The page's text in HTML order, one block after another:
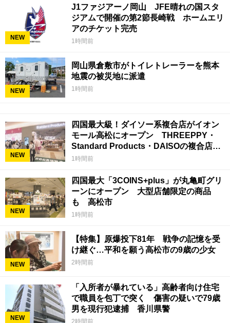
NEW
J1ファジアーノ岡山 JFE晴れの国スタ
ジアムで開催の第2節長崎戦 ホームエリ
アのチケット完売
1時間前
NEW
岡山県倉敷市がトイレトレーラーを熊本
地震の被災地に派遣
1時間前
NEW
四国最大級！ダイソー系複合店がイオン
モール高松にオープン THREEPPY・
Standard Products・DAISOの複合店は
香川県初
1時間前
NEW
四国最大「3COINS+plus」が丸亀町グリ
ーンにオープン 大型店舗限定の商品
も 高松市
1時間前
NEW
【特集】原爆投下81年 戦争の記憶を受
け継ぐ…平和を願う高松市の9歳の少女
2時間前
NEW
「入所者が暴れている」高齢者向け住宅
で職員を包丁で突く 傷害の疑いで79歳
男を現行犯逮捕 香川県警
2時間前